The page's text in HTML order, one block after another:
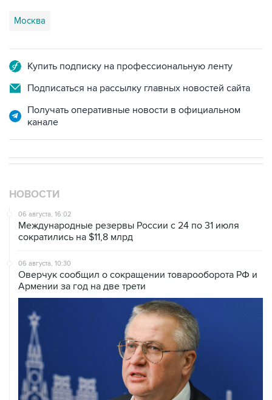
Москва
Купить подписку на профессиональную ленту
Подписаться на рассылку главных новостей сайта
Получать оперативные новости в официальном
канале
НОВОСТИ
06 августа, 16:02
Международные резервы России с 24 по 31 июля
сократились на $11,8 млрд
06 августа, 10:30
Оверчук сообщил о сокращении товарооборота РФ и
Армении за год на две трети